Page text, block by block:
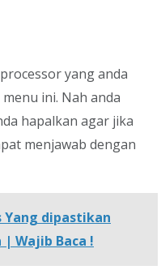
yang anda
ini. Nah anda
hapalkan agar jika
menjawab dengan
Yang dipastikan
Wajib Baca !